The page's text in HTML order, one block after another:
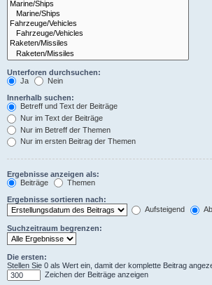
Unterforen durchsuchen:
Ja
Nein
Innerhalb suchen:
Betreff und Text der Beiträge
Nur im Text der Beiträge
Nur im Betreff der Themen
Nur im ersten Beitrag der Themen
Ergebnisse anzeigen als:
Beiträge
Themen
Ergebnisse sortieren nach:
Aufsteigend
Suchzeitraum begrenzen:
Die ersten:
Stellen Sie 0 als Wert ein, damit der komplette Beitrag
Zeichen der Beiträge anzeigen